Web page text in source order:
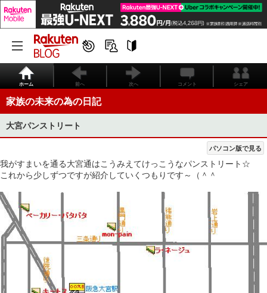
ホーム 前へ 次へ コメント シェア
家族の未来の為の日記
大宮パンストリート
パソコン版で見る
我がすまいを通る大宮通はこうみえてけっこうなパンストリート☆
これから少しずつですが紹介していくつもりです～（＾＾